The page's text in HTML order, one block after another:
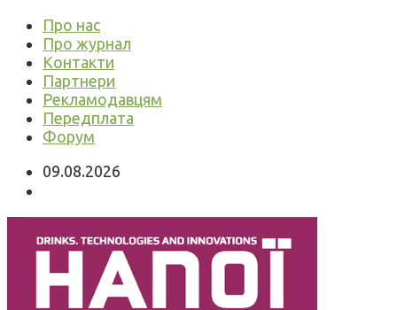
Про нас
Про журнал
Контакти
Партнери
Рекламодавцям
Передплата
Форум
09.08.2026